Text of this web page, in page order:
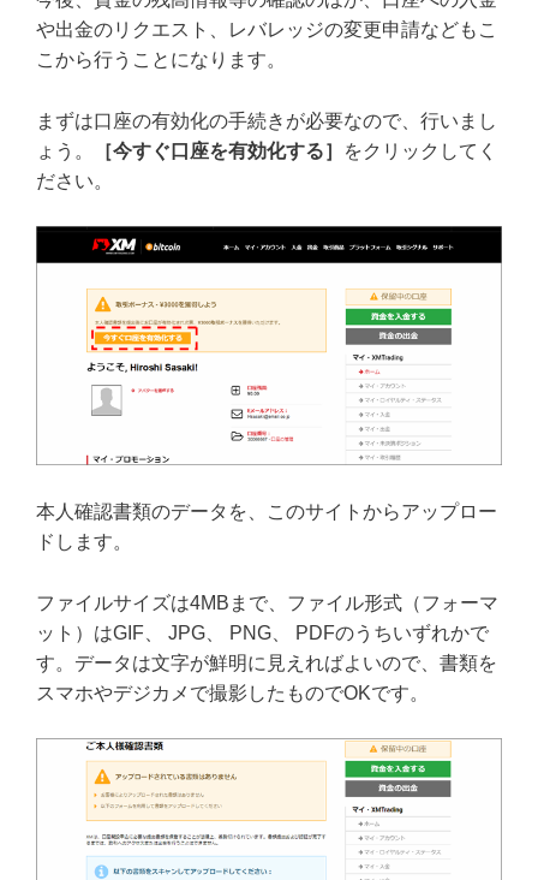
や出金のリクエスト、レバレッジの変更申請などもこ
こから行うことになります。
まずは口座の有効化の手続きが必要なので、行いまし
ょう。
［今すぐ口座を有効化する］
をクリックしてく
ださい。
本人確認書類のデータを、このサイトからアップロー
ドします。
ファイルサイズは4MBまで、ファイル形式（フォーマ
ット）はGIF、 JPG、 PNG、 PDFのうちいずれかで
す。データは文字が鮮明に見えればよいので、書類を
スマホやデジカメで撮影したものでOKです。